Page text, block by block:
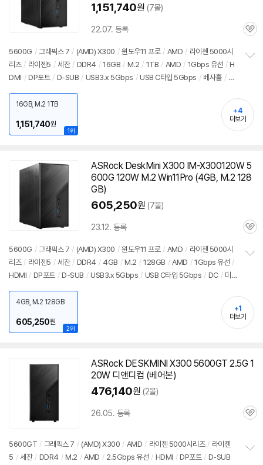
1,151,740원 (7몰)
22.07. 등록
관
5600G / 그래픽스 7 / (AMD) X300 / 윈도우11 프로 / AMD / 라이젠 5000시
리즈 / 라이젠5 / 세잔 / DDR4 / 16GB / M.2 / 1TB / AMD / 1Gbps 유선 / H
DMI / DP포트 / D-SUB / USB3.x 5Gbps / USB C타입 5Gbps / 베사홀 / D
기
1위
16GB, M.2 1TB
1,151,740원
+4
더보기
ASRock DeskMini X300 IM-X300120W 5
600G 120W M.2 Win11Pro (4GB, M.2 128
GB)
605,250원 (7몰)
23.12. 등록
관
5600G / 그래픽스 7 / (AMD) X300 / 윈도우11 프로 / AMD / 라이젠 5000시
리즈 / 라이젠5 / 세잔 / DDR4 / 4GB / M.2 / 128GB / AMD / 1Gbps 유선 /
HDMI / DP포트 / D-SUB / USB3.x 5Gbps / USB C타입 5Gbps / DC / 미
기
2위
4GB, M.2 128GB
605,250원
+1
더보기
ASRock DESKMINI X300 5600GT 2.5G 1
20W 디앤디컴 (베어본)
476,140원 (2몰)
26.05. 등록
관
5600GT / 그래픽스 7 / (AMD) X300 / AMD / 라이젠 5000시리즈 / 라이젠
5 / 세잔 / DDR4 / M.2 / AMD / 2.5Gbps 유선 / HDMI / DP포트 / D-SUB